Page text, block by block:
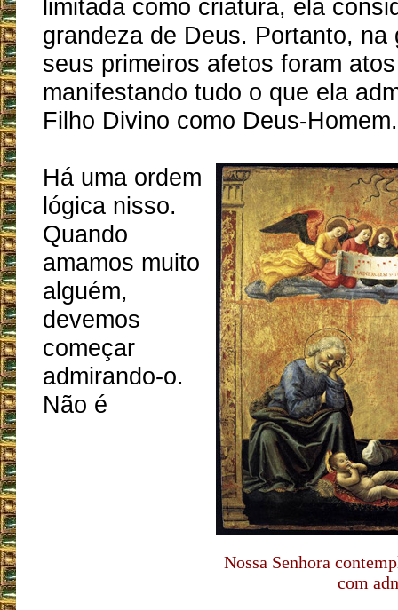
limitada como criatura, ela
grandeza de Deus. Portanto, na
seus primeiros afetos foram
manifestando tudo o que ela
Filho Divino como Deus-Homem.
Nossa Senhora
com
Há uma ordem
lógica nisso.
Quando
amamos muito
alguém,
devemos
começar
admirando-o.
Não é